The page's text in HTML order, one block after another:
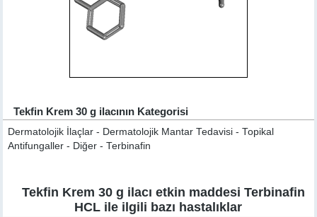
Tekfin Krem 30 g ilacının Kategorisi
Dermatolojik İlaçlar - Dermatolojik Mantar Tedavisi - Topikal
Antifungaller - Diğer - Terbinafin
Tekfin Krem 30 g ilacı etkin maddesi Terbinafin
HCL ile ilgili bazı hastalıklar